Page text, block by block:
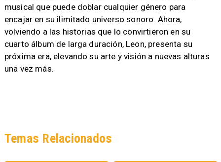
musical que puede doblar cualquier género para
encajar en su ilimitado universo sonoro. Ahora,
volviendo a las historias que lo convirtieron en su
cuarto álbum de larga duración, Leon, presenta su
próxima era, elevando su arte y visión a nuevas alturas
una vez más.
Temas Relacionados